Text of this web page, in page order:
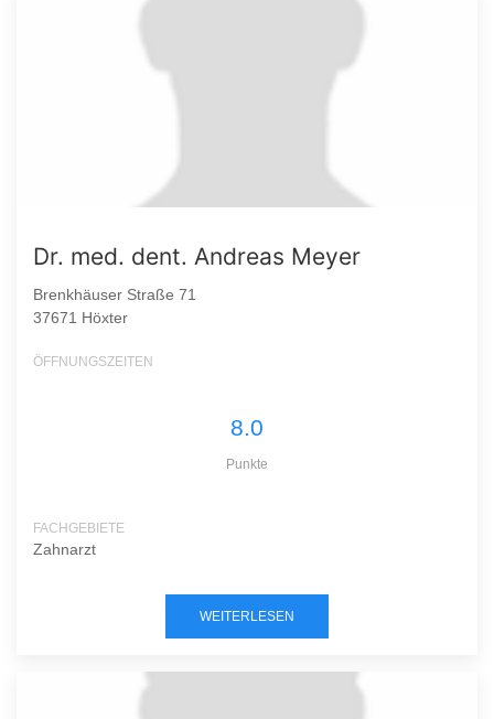
Dr. med. dent. Andreas Meyer
Brenkhäuser Straße 71
37671 Höxter
ÖFFNUNGSZEITEN
8.0
Punkte
FACHGEBIETE
Zahnarzt
WEITERLESEN